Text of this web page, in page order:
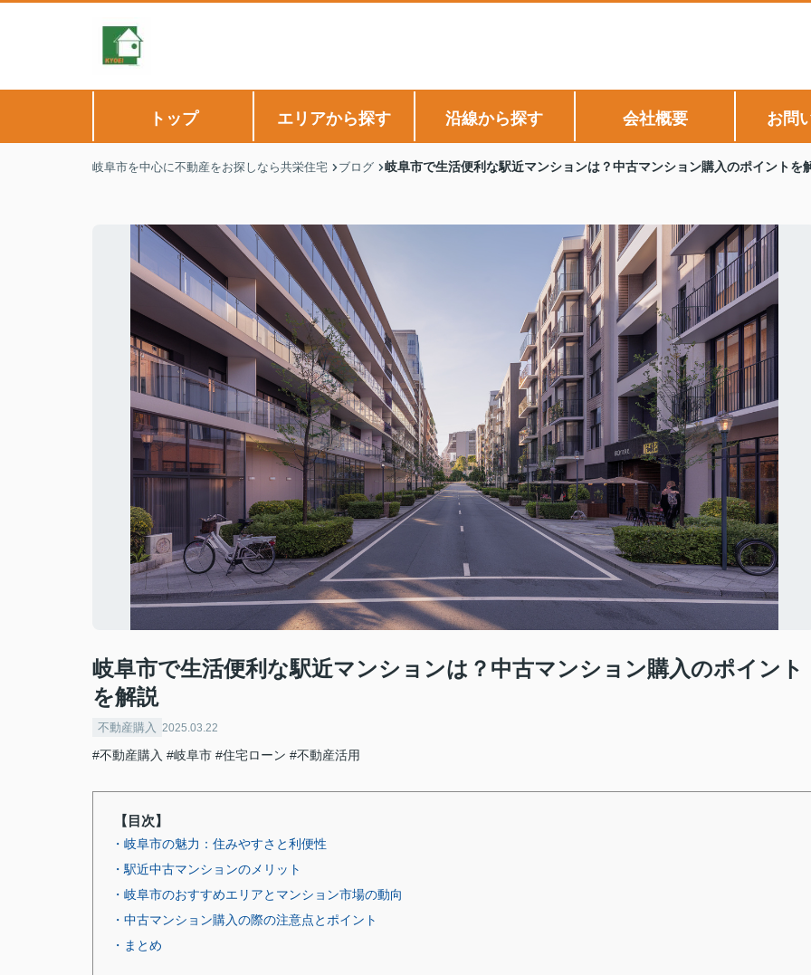
トップ エリアから探す 沿線から探す 会社概要 お問
岐阜市を中心に不動産をお探しなら共栄住宅 ブログ 岐阜市で生活便利な駅近マンションは？中古マンション購入のポイントを
岐阜市で生活便利な駅近マンションは？中古マンション購入のポイント
を解説
不動産購入 2025.03.22
#不動産購入 #岐阜市 #住宅ローン #不動産活用
【目次】
・岐阜市の魅力：住みやすさと利便性
・駅近中古マンションのメリット
・岐阜市のおすすめエリアとマンション市場の動向
・中古マンション購入の際の注意点とポイント
・まとめ